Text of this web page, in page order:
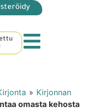
» Kirjonnan
omasta kehosta